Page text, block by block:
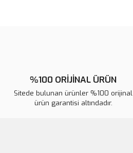
%100 ORİJİNAL ÜRÜN
Sitede bulunan ürünler %100 orijinal
ürün garantisi altındadır.